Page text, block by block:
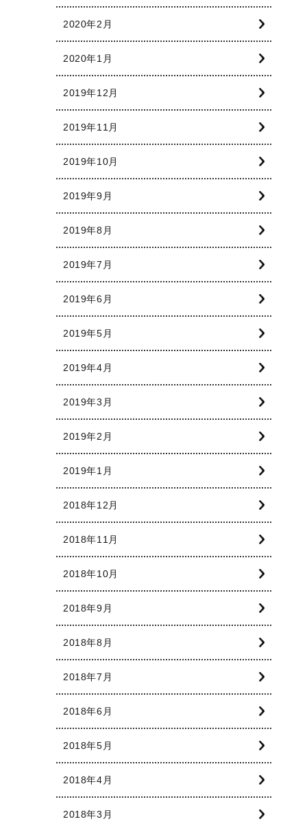
2020年2月
2020年1月
2019年12月
2019年11月
2019年10月
2019年9月
2019年8月
2019年7月
2019年6月
2019年5月
2019年4月
2019年3月
2019年2月
2019年1月
2018年12月
2018年11月
2018年10月
2018年9月
2018年8月
2018年7月
2018年6月
2018年5月
2018年4月
2018年3月